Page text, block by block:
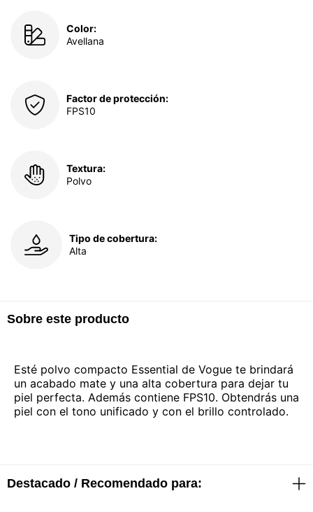
Color:
Avellana
Factor de protección:
FPS10
Textura:
Polvo
Tipo de cobertura:
Alta
Sobre este producto
Esté polvo compacto Essential de Vogue te brindará
un acabado mate y una alta cobertura para dejar tu
piel perfecta. Además contiene FPS10. Obtendrás una
piel con el tono unificado y con el brillo controlado.
Destacado / Recomendado para: